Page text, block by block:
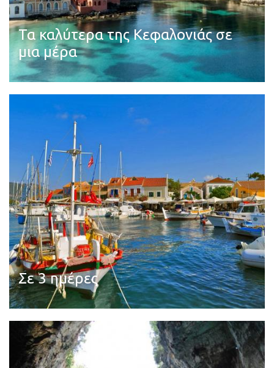
Τα καλύτερα της Κεφαλονιάς σε
μια μέρα
Διαβάστε περισσότερα
Σε 3 ημέρες
Διαβάστε περισσότερα